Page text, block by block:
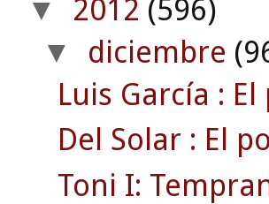
▼ 2012 (596)
▼ diciembre
Luis García :
Del Solar : El
Toni I: